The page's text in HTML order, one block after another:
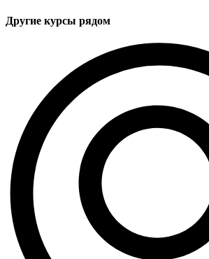
Другие курсы рядом